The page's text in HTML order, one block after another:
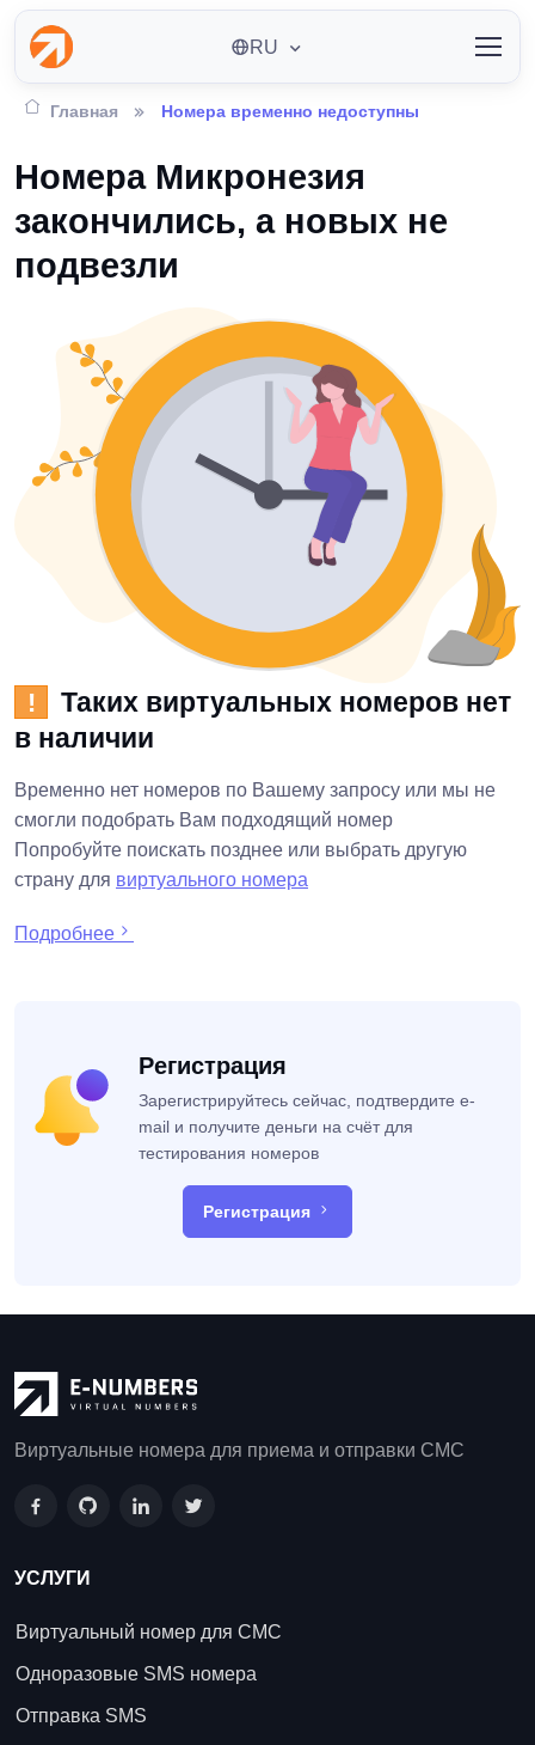
RU
Главная Номера временно недоступны
Номера Микронезия
закончились, а новых не
подвезли
!
Таких виртуальных номеров нет
в наличии
Временно нет номеров по Вашему запросу или мы не
смогли подобрать Вам подходящий номер
Попробуйте поискать позднее или выбрать другую
страну для виртуального номера
Подробнее
Регистрация
Зарегистрируйтесь сейчас, подтвердите e-
mail и получите деньги на счёт для
тестирования номеров
Регистрация
Виртуальные номера для приема и отправки СМС
УСЛУГИ
Виртуальный номер для СМС
Одноразовые SMS номера
Отправка SMS